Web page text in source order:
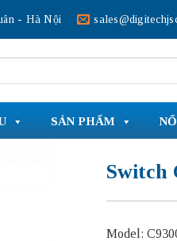
- Hà Nội
SẢN PHẨM
Switch
Model: